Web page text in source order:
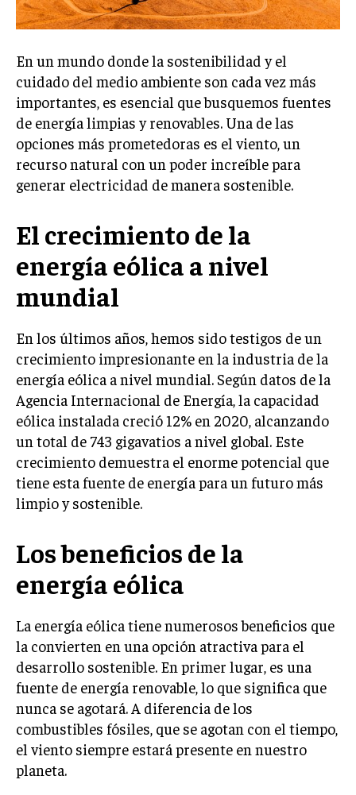
Your Profile
LIFESTYLE
ESTRATEGIAS DE MARKETING
AGENCIAS DE MARKETING
AGENCIAS DE POSICIONAMIENTO WEB SEO
VENTA DE ENLACES
MARKETING DIGITAL
PUBLICIDAD
VENTAS Y PERSUASIÓN
GESTIÓN DE MARCA
INVESTIGACIÓN DE MERCADO
ANÁLISIS DE COMPETENCIA
GESTIÓN DE CLIENTES
EMPRENDIMIENTO
INNOVACIÓN EMPRESARIAL
GESTIÓN DEL CAMBIO
En un mundo donde la sostenibilidad y el
cuidado del medio ambiente son cada vez más
importantes, es esencial que busquemos fuentes
de energía limpias y renovables. Una de las
opciones más prometedoras es el viento, un
recurso natural con un poder increíble para
generar electricidad de manera sostenible.
El crecimiento de la
energía eólica a nivel
mundial
En los últimos años, hemos sido testigos de un
crecimiento impresionante en la industria de la
energía eólica a nivel mundial. Según datos de la
Agencia Internacional de Energía, la capacidad
eólica instalada creció 12% en 2020, alcanzando
un total de 743 gigavatios a nivel global. Este
crecimiento demuestra el enorme potencial que
tiene esta fuente de energía para un futuro más
limpio y sostenible.
Los beneficios de la
energía eólica
La energía eólica tiene numerosos beneficios que
la convierten en una opción atractiva para el
desarrollo sostenible. En primer lugar, es una
fuente de energía renovable, lo que significa que
nunca se agotará. A diferencia de los
combustibles fósiles, que se agotan con el tiempo,
el viento siempre estará presente en nuestro
planeta.